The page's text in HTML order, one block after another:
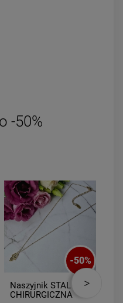
-50%
-50%
Naszyjnik STAL
CHIRURGICZNA